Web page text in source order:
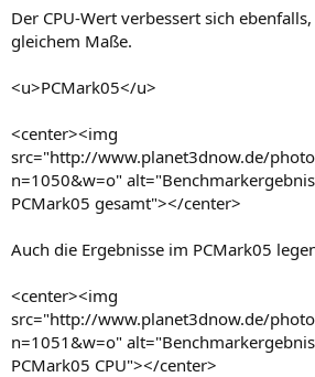
Der CPU-Wert verbessert sich
gleichem Maße.
<u>PCMark05</u>
<center><img
src="http://www.planet3dnow.de/
n=1050&w=o"
PCMark05 gesamt"></center>
Auch die Ergebnisse im PCMark05
<center><img
src="http://www.planet3dnow.de/
n=1051&w=o"
PCMark05 CPU"></center>